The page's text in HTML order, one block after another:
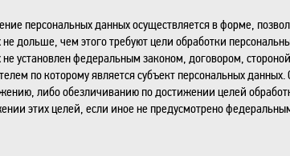
персональных данных осуществляется в форме,
дольше, чем этого требуют цели обработки
установлен федеральным законом, договором,
по которому является субъект персональных
либо обезличиванию по достижении целей
этих целей, если иное не предусмотрено